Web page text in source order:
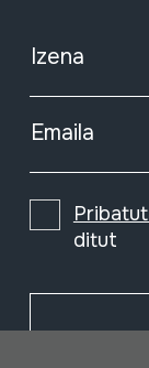
Izena
Emaila
ditut